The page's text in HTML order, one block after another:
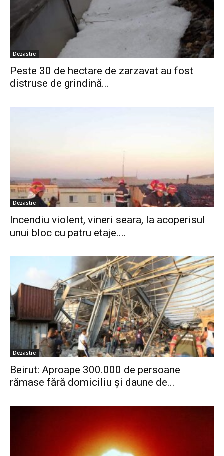
Dezastre
Peste 30 de hectare de zarzavat au fost
distruse de grindină...
Dezastre
Incendiu violent, vineri seara, la acoperisul
unui bloc cu patru etaje....
Dezastre
Beirut: Aproape 300.000 de persoane
rămase fără domiciliu și daune de...